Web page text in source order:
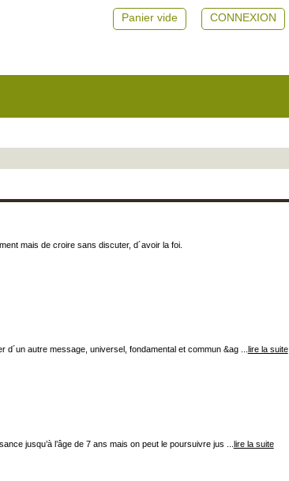
CONNEXION
Panier vide
mais de croire sans discuter, d´avoir la foi.
autre message, universel, fondamental et commun &ag ... lire la suite
jusqu’à l’âge de 7 ans mais on peut le poursuivre jus ... lire la suite